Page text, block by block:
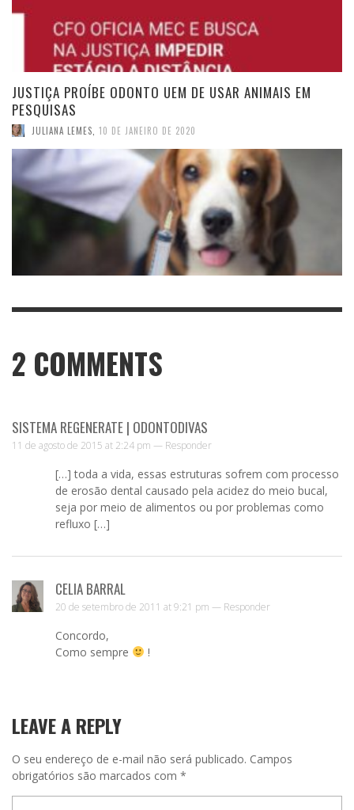
JUSTIÇA PROÍBE ODONTO UEM DE USAR ANIMAIS EM
PESQUISAS
JULIANA LEMES 10 DE JANEIRO DE 2020
2 COMMENTS
SISTEMA REGENERATE | ODONTODIVAS
11 de agosto de 2015 at 2:24 pm — Responder
[…] toda a vida, essas estruturas sofrem com processo
de erosão dental causado pela acidez do meio bucal,
seja por meio de alimentos ou por problemas como
refluxo […]
CELIA BARRAL
20 de setembro de 2011 at 9:21 pm — Responder
Concordo,
Como sempre
!
LEAVE A REPLY
O seu endereço de e-mail não será publicado. Campos
obrigatórios são marcados com *